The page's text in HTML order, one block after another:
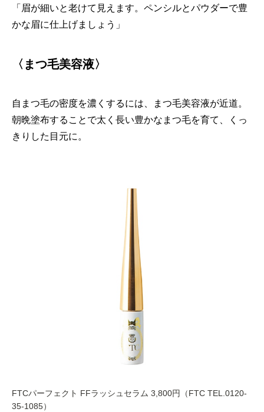
「眉が細いと老けて見えます。ペンシルとパウダーで豊
かな眉に仕上げましょう」
〈まつ毛美容液〉
自まつ毛の密度を濃くするには、まつ毛美容液が近道。
朝晩塗布することで太く長い豊かなまつ毛を育て、くっ
きりした目元に。
FTCパーフェクト FFラッシュセラム 3,800円（FTC TEL.0120-
35-1085）